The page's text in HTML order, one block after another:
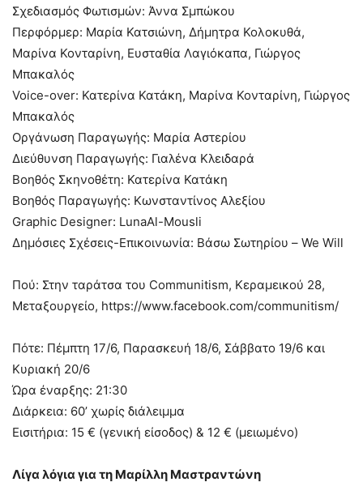
Σχεδιασμός Φωτισμών: Άννα Σμπώκου
Περφόρμερ: Μαρία Κατσιώνη, Δήμητρα Κολοκυθά,
Μαρίνα Κονταρίνη, Ευσταθία Λαγιόκαπα, Γιώργος
Μπακαλός
Voice-over: Κατερίνα Κατάκη, Μαρίνα Κονταρίνη, Γιώργος
Μπακαλός
Οργάνωση Παραγωγής: Μαρία Αστερίου
Διεύθυνση Παραγωγής: Γιαλένα Κλειδαρά
Βοηθός Σκηνοθέτη: Κατερίνα Κατάκη
Βοηθός Παραγωγής: Κωνσταντίνος Αλεξίου
Graphic Designer: LunaAl-Mousli
Δημόσιες Σχέσεις-Επικοινωνία: Βάσω Σωτηρίου – We Will
Πού: Στην ταράτσα του Communitism, Κεραμεικού 28,
Μεταξουργείο, https://www.facebook.com/communitism/
Πότε: Πέμπτη 17/6, Παρασκευή 18/6, Σάββατο 19/6 και
Κυριακή 20/6
Ώρα έναρξης: 21:30
Διάρκεια: 60’ χωρίς διάλειμμα
Εισιτήρια: 15 € (γενική είσοδος) & 12 € (μειωμένο)
Λίγα λόγια για τη Mαρίλλη Mαστραντώνη